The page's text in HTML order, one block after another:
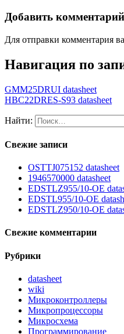
Добавить комментарий
Для отправки комментария
Навигация по
GMM25DRUI datasheet
HBC22DRES-S93 datasheet
Найти:
Свежие записи
OSTTJ075152 datasheet
1946570000 datasheet
EDSTLZ955/10-OE
EDSTL955/10-OE
EDSTLZ950/10-OE
Свежие комментарии
Рубрики
datasheet
wiki
Микроконтроллеры
Микропроцессоры
Микросхема
Программирование